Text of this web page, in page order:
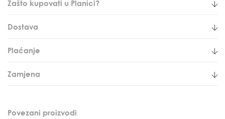
Zašto kupovati u Planici?
Dostava
Plaćanje
Zamjena
Povezani proizvodi